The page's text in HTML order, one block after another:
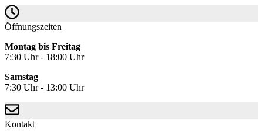
Öffnungszeiten
Montag bis Freitag
7:30 Uhr - 18:00 Uhr
Samstag
7:30 Uhr - 13:00 Uhr
Kontakt